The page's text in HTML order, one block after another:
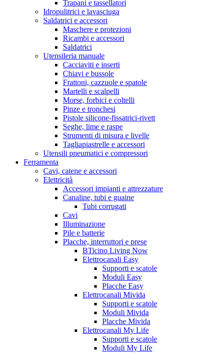
Trapani e tassellatori
Idropulitrici e lavasciuga
Saldatrici e accessori
Maschere e protezioni
Ricambi e accessori
Saldatrici
Utensileria manuale
Cacciaviti e inserti
Chiavi e bussole
Frattoni, cazzuole e spatole
Martelli e scalpelli
Morse, forbici e coltelli
Pinze e tronchesi
Pistole silicone-fissatrici-rivett
Seghe, lime e raspe
Strumenti di misura e livelle
Tagliapiastrelle e accessori
Utensili pneumatici e compressori
Ferramenta
Cavi, catene e accessori
Elettricità
Accessori impianti e attrezzature
Canaline, tubi e guaine
Tubi corrugati
Cavi
Illuminazione
Pile e batterie
Placche, interruttori e prese
BTicino Living Now
Elettrocanali Easy
Supporti e scatole
Moduli Easy
Placche Easy
Elettrocanali Mivida
Supporti e scatole
Moduli Mivida
Placche Mivida
Elettrocanali My Life
Supporti e scatole
Moduli My Life